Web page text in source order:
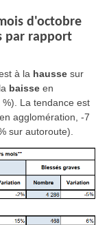
d'octobre
par rapport
à la hausse sur
baisse en
La tendance est
agglomération, -7
sur autoroute).